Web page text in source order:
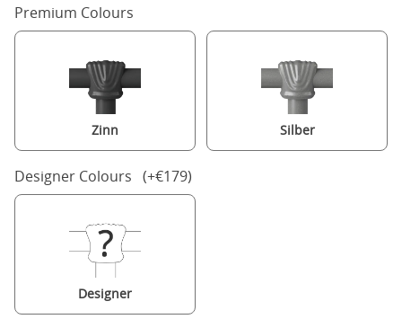
Premium Colours
Zinn Silber
Designer Colours (+€179)
Designer